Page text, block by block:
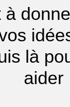
à
là
aider